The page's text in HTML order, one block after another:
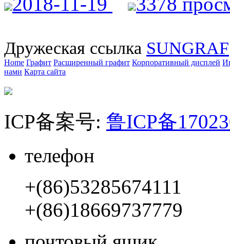
Дружеская ссылка SUNGRAF
Home Графит Расширенный графит Корпоративный дисплей
нами Карта сайта
ICP备案号: 鲁ICP备
телефон
+(86)53285674111
+(86)18669737779